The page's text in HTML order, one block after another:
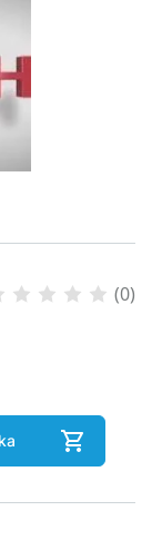
(0)